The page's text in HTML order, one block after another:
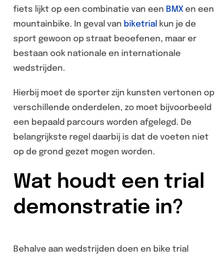
fiets lijkt op een combinatie van een BMXen een
mountainbike. In geval van biketrial
kun je de
sport gewoon op straat beoefenen, maar er
bestaan ook nationale en internationale
wedstrijden.
Hierbij moet de sporter zijn kunsten vertonen op
verschillende onderdelen, zo moet bijvoorbeeld
een bepaald parcours worden afgelegd. De
belangrijkste regel daarbij is dat de voeten niet
op de grond gezet mogen worden.
Wat houdt een trial
demonstratie in?
Behalve aan wedstrijden doen en bike trial